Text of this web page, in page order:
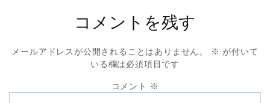
コメントを残す
メールアドレスが公開されることはありません。 ※ が付いて
いる欄は必須項目です
コメント ※